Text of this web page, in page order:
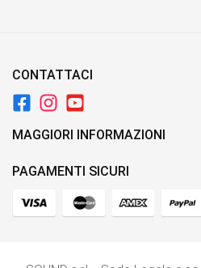
CONTATTACI
MAGGIORI INFORMAZIONI
PAGAMENTI SICURI